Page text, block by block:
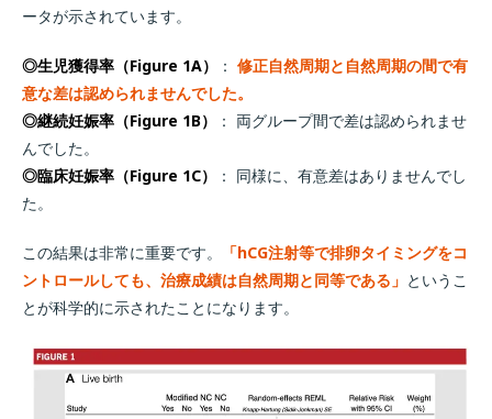
ータが示されています。
◎生児獲得率（Figure 1A） ： 修正自然周期と自然周期の間で有
意な差は認められませんでした。
◎継続妊娠率（Figure 1B）
： 両グループ間で差は認められませ
んでした。
◎臨床妊娠率（Figure 1C）
： 同様に、有意差はありませんでし
た。
この結果は非常に重要です。
「hCG注射等で排卵タイミングをコ
ントロールしても、治療成績は自然周期と同等である」 というこ
とが科学的に示されたことになります。